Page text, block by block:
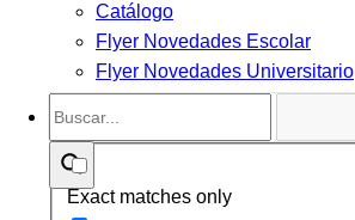
Catálogo
Flyer Novedades Escolar
Flyer Novedades Universitario
Exact matches only